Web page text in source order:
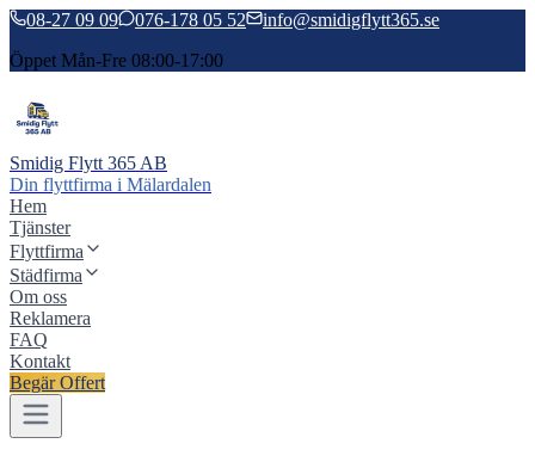
08-27 09 09 076-178 05 52
info@smidigflytt365.se
Öppet Mån-Fre 08:00-17:00
Smidig Flytt 365 AB
Din flyttfirma i Mälardalen
Hem
Tjänster
Flyttfirma
Städfirma
Om oss
Reklamera
FAQ
Kontakt
Begär Offert